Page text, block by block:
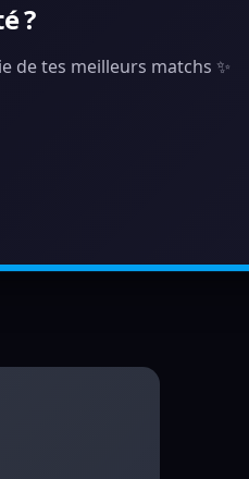
?
de tes meilleurs matchs ✨